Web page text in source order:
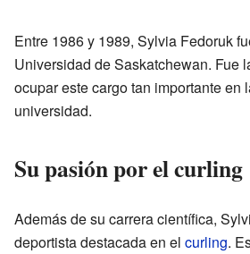
Entre 1986 y 1989, Sylvia Fedoruk
Universidad de Saskatchewan. Fue
ocupar este cargo tan importante en
universidad.
Su pasión por el curling
Además de su carrera científica,
deportista destacada en el curling.